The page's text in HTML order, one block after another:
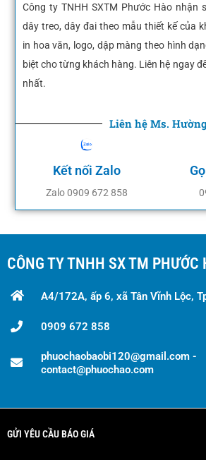
Công ty TNHH SXTM Phước Hào nhận
dây treo, dây đai theo mẫu thiết kế của
in hoa văn, logo, dập màng theo hình
biệt cho từng khách hàng. Liên hệ ngay
nhất.
Liên hệ Ms.
Kết nối Zalo
Zalo 0909 672 858
CÔNG TY TNHH SX TM PHƯỚC
A4/172A, ấp 6, xã Tân Vĩnh Lộc,
0909 672 858
phuochaobaobi120@gmail.com -
contact@phuochao.com
GỬI YÊU CẦU BÁO GIÁ